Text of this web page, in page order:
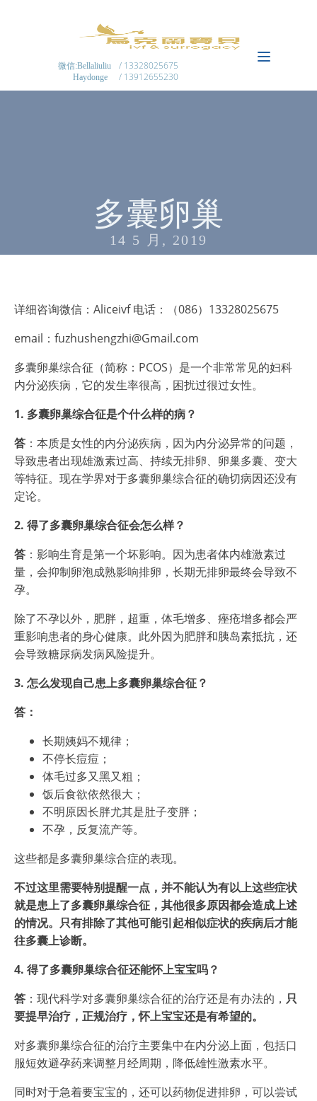
微信:Bellaliuliu
Haydonge
/ 13328025675
/ 13912655230
多囊卵巢
14 5 月, 2019
详细咨询微信：Aliceivf 电话：（086）13328025675
email：fuzhushengzhi@Gmail.com
多囊卵巢综合征（简称：PCOS）是一个非常常见的妇科
内分泌疾病，它的发生率很高，困扰过很过女性。
1. 多囊卵巢综合征是个什么样的病？
答 ：本质是女性的内分泌疾病，因为内分泌异常的问题，
导致患者出现雄激素过高、持续无排卵、卵巢多囊、变大
等特征。现在学界对于多囊卵巢综合征的确切病因还没有
定论。
2. 得了多囊卵巢综合征会怎么样？
答 ：影响生育是第一个坏影响。因为患者体内雄激素过
量，会抑制卵泡成熟影响排卵，长期无排卵最终会导致不
孕。
除了不孕以外，肥胖，超重，体毛增多、痤疮增多都会严
重影响患者的身心健康。此外因为肥胖和胰岛素抵抗，还
会导致糖尿病发病风险提升。
3. 怎么发现自己患上多囊卵巢综合征？
答：
长期姨妈不规律；
不停长痘痘；
体毛过多又黑又粗；
饭后食欲依然很大；
不明原因长胖尤其是肚子变胖；
不孕，反复流产等。
这些都是多囊卵巢综合症的表现。
不过这里需要特别提醒一点，并不能认为有以上这些症状
就是患上了多囊卵巢综合征，其他很多原因都会造成上述
的情况。只有排除了其他可能引起相似症状的疾病后才能
往多囊上诊断。
4. 得了多囊卵巢综合征还能怀上宝宝吗？
答 ：现代科学对多囊卵巢综合征的治疗还是有办法的， 只
要提早治疗，正规治疗，怀上宝宝还是有希望的。
对多囊卵巢综合征的治疗主要集中在内分泌上面，包括口
服短效避孕药来调整月经周期，降低雄性激素水平。
同时对于急着要宝宝的，还可以药物促进排卵，可以尝试